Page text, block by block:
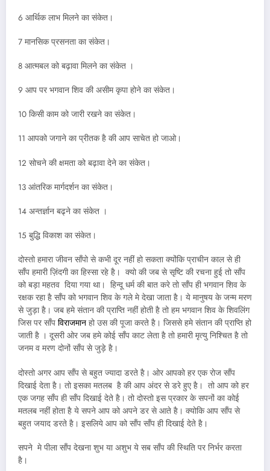
6 आर्थिक लाभ मिलने का संकेत।
7 मानसिक प्रसनता का संकेत।
8 आत्मबल को बढ़ावा मिलने का संकेत ।
9 आप पर भगवान शिव की असीम कृपा होने का संकेत।
10 किसी काम को जारी रखने का संकेत।
11 आपको जगाने का प्रीतक है की आप साचेत हो जाओ।
12 सोचने की क्षमता को बढ़ावा देने का संकेत।
13 आंतरिक मार्गदर्शन का संकेत।
14 अन्तर्ज्ञान बढ्ने का संकेत ।
15 बुद्धि विकाश का संकेत।
दोस्तो हमारा जीवन साँपो से कभी दूर नहीं हो सकता क्योंकि प्राचीन काल से ही
साँप हमारी ज़िंदगी का हिस्सा रहे है। क्यो की जब से सृष्टि की रचना हुई तो साँप
को बड़ा महतव दिया गया था। हिन्दू धर्म की बात करे तो साँप ही भगवान शिव के
रक्षक रहा है साँप को भगवान शिव के गले मे देखा जाता है। ये मानुषय के जन्म मरण
से जुड़ा है। जब हमे संतान की प्राप्ति नहीं होती है तो हम भगवान शिव के शिवलिंग
जिस पर साँप विराजमान हो उस की पूजा करते है। जिससे हमे संतान की प्राप्ति हो
जाती है । दूसरी ओर जब हमे कोई साँप काट लेता है तो हमारी मृत्यु निश्चित है तो
जनम व मरण दोनों साँप से जुड़े है।
दोस्तो अगर आप साँप से बहुत ज्यादा डरते है। ओर आपको हर एक रोज साँप
दिखाई देता है। तो इसका मतलब है की आप अंदर से डरे हुए है। तो आप को हर
एक जगह साँप ही साँप दिखाई देते है। तो दोस्तो इस प्रकार के सपनों का कोई
मतलब नहीं होता है ये सपने आप को अपने डर से आते है। क्योकि आप साँप से
बहुत जयाद डरते है। इसलिये आप को साँप साँप ही दिखाई देते है।
सपने मे पीला साँप देखना शुभ या अशुभ ये सब साँप की स्थिति पर निर्भर करता
है।